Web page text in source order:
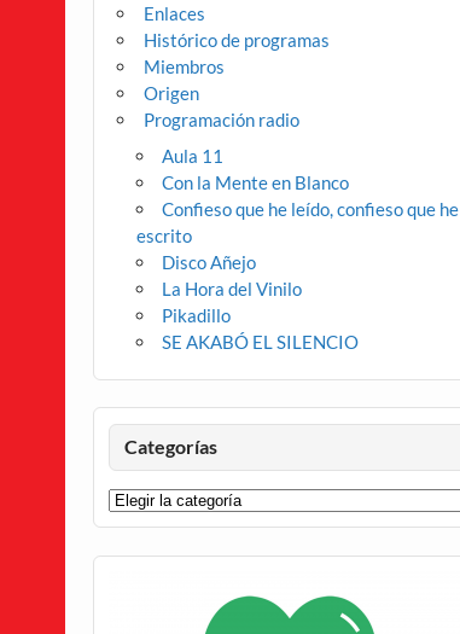
Enlaces
Histórico de programas
Miembros
Origen
Programación radio
Aula 11
Con la Mente en Blanco
Confieso que he leído, confieso que he
escrito
Disco Añejo
La Hora del Vinilo
Pikadillo
SE AKABÓ EL SILENCIO
Categorías
Categorías